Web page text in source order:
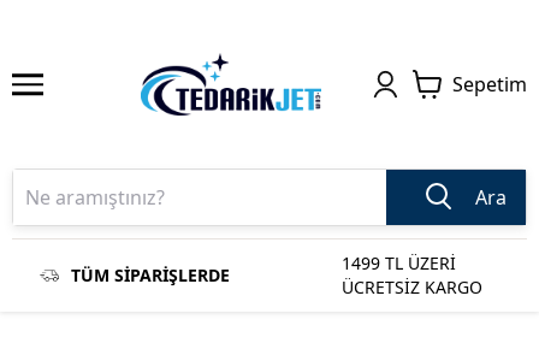
Sepetim
Ara
TÜM SİPARİŞLERDE
1499 TL ÜZERİ
ÜCRETSİZ KARGO